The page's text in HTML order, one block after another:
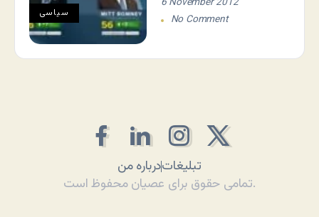
سياسی
No Comment
درباره منتبلیغات
تمامی حقوق برای عصیان محفوظ است.